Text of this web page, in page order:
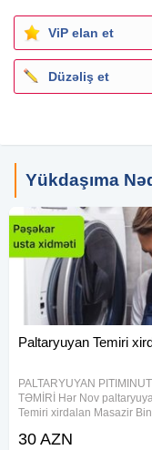
ViP elan et
Düzəliş et
Yükdaşıma
Paltaryuyan Temiri
PALTARYUYAN
TƏMİRİ Hər Nov
Temiri xirdalan Masazir
30 AZN